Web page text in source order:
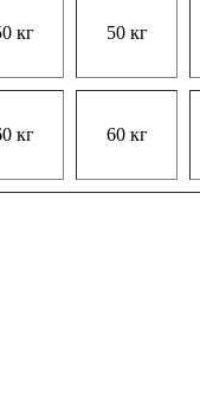
кг 50 кг
кг 60 кг